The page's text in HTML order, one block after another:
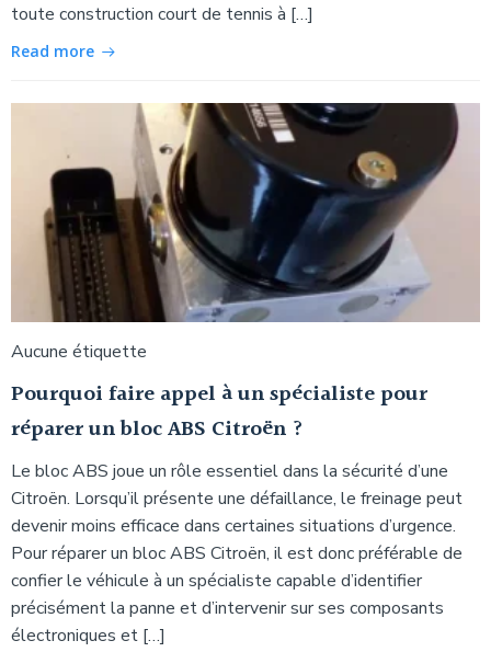
toute construction court de tennis à […]
Read more
Aucune étiquette
Pourquoi faire appel à un spécialiste pour
réparer un bloc ABS Citroën ?
Le bloc ABS joue un rôle essentiel dans la sécurité d’une
Citroën. Lorsqu’il présente une défaillance, le freinage peut
devenir moins efficace dans certaines situations d’urgence.
Pour réparer un bloc ABS Citroën, il est donc préférable de
confier le véhicule à un spécialiste capable d’identifier
précisément la panne et d’intervenir sur ses composants
électroniques et […]